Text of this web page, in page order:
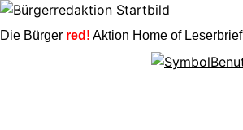
Die Bürger red! Aktion Home of Leserbrief